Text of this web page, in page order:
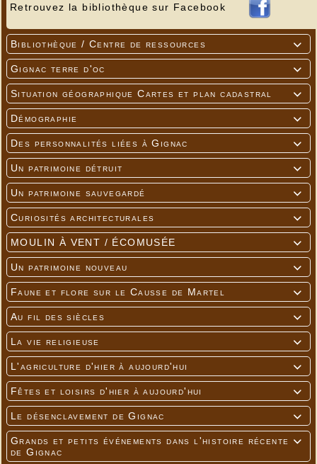
Retrouvez la bibliothèque sur Facebook

Bibliothèque / Centre de ressources

Gignac terre d'oc

Situation géographique Cartes et plan cadastral

Démographie

Des personnalités liées à Gignac

Un patrimoine détruit

Un patrimoine sauvegardé

Curiosités architecturales

MOULIN À VENT / ÉCOMUSÉE

Un patrimoine nouveau

Faune et flore sur le Causse de Martel

Au fil des siècles

La vie religieuse

L'agriculture d'hier à aujourd'hui

Fêtes et loisirs d'hier à aujourd'hui

Le désenclavement de Gignac

Grands et petits événements dans l'histoire récente
de Gignac
On se serait cru auprès de vestiges